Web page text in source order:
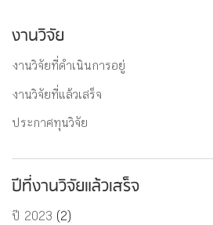
งานวิจัย
งานวิจัยที่ดำเนินการอยู่
งานวิจัยที่แล้วเสร็จ
ประกาศทุนวิจัย
ปีที่งานวิจัยแล้วเสร็จ
ปี 2023 (2)